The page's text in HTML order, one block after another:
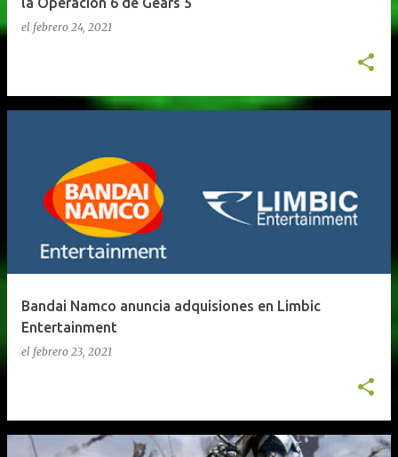
el febrero 24, 2021
Bandai Namco anuncia adquisiones en Limbic
Entertainment
el febrero 23, 2021